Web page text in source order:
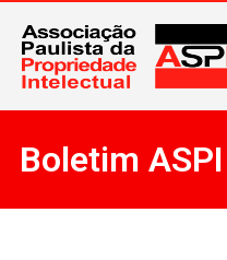
Boletim ASPI